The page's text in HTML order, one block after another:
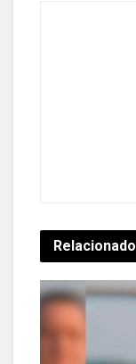
Relacionado